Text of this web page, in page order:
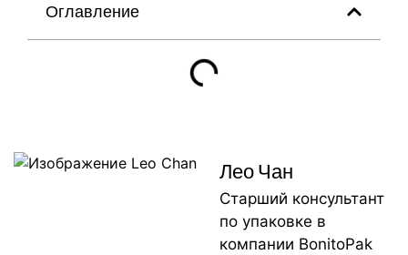
Оглавление
Лео Чан
Старший консультант
по упаковке в
компании BonitoPak